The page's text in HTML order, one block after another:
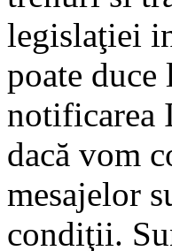
legislaţiei
poate duce
notificarea
dacă vom
mesajelor
condiţii.